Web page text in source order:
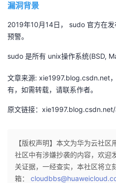
的
博
客
我
的
论
坛
我
的
圈
我
的
我
动
关
注
的
开
我
的
我
漏洞背景
2019年10月14日， sudo 官方在
预警。
sudo 是所有 unix操作系统(BSD,
文章来源: xie1997.blog.csdn.net
有，如需转载，请联系作者。
原文链接：
【版权声明】本文为华为云社
社区中有涉嫌抄袭的内容，欢迎
关证据，一经查实，本社区将立
箱：